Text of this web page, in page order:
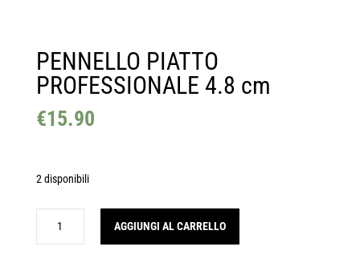
PENNELLO PIATTO
PROFESSIONALE 4.8 cm
€15.90
2 disponibili
AGGIUNGI AL CARRELLO